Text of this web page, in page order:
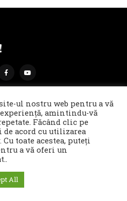
cookies & GDPR
de informare și atitudine || E-
ul nostru web pentru a vă
amintindu-vă
Făcând clic pe
de acord cu utilizarea
toate acestea, puteți
a vă oferi un
All